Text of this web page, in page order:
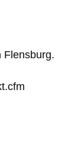
Flensburg.